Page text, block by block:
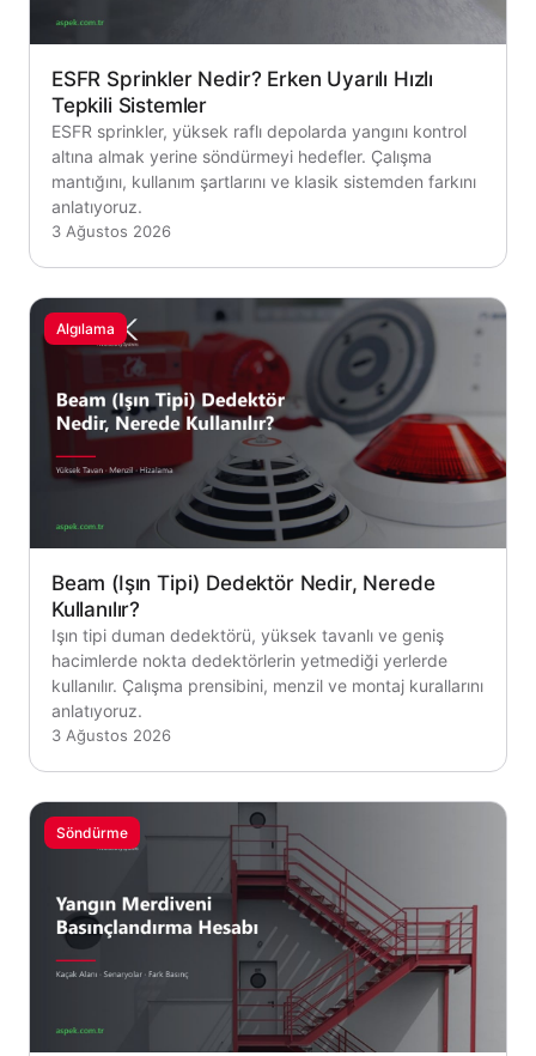
ESFR Sprinkler Nedir? Erken Uyarılı Hızlı
Tepkili Sistemler
ESFR sprinkler, yüksek raflı depolarda yangını kontrol
altına almak yerine söndürmeyi hedefler. Çalışma
mantığını, kullanım şartlarını ve klasik sistemden farkını
anlatıyoruz.
3 Ağustos 2026
Algılama
Beam (Işın Tipi) Dedektör Nedir, Nerede
Kullanılır?
Işın tipi duman dedektörü, yüksek tavanlı ve geniş
hacimlerde nokta dedektörlerin yetmediği yerlerde
kullanılır. Çalışma prensibini, menzil ve montaj kurallarını
anlatıyoruz.
3 Ağustos 2026
Söndürme